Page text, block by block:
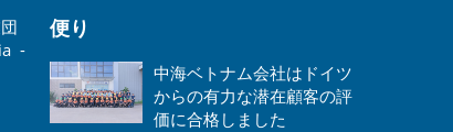
-
便り
中海ベトナム会社はドイツ
からの有力な潜在顧客の評
価に合格しました